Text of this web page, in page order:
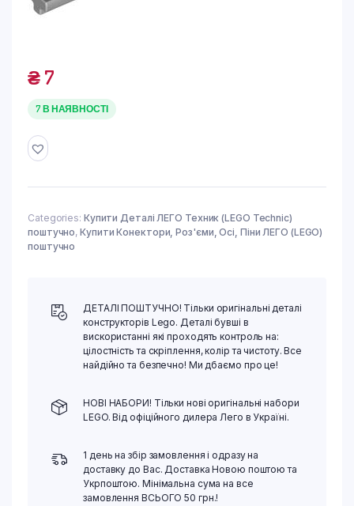
₴7
7 В НАЯВНОСТІ
Categories: Купити Деталі ЛЕГО Техник (LEGO Technic)
поштучно,Купити Конектори, Роз'єми, Осі, Піни ЛЕГО (LEGO)
поштучно
ДЕТАЛІ ПОШТУЧНО! Тільки оригінальні деталі
конструкторів Lego. Деталі бувші в
вискористанні які проходять контроль на:
цілостність та скріплення, колір та чистоту. Все
найдійно та безпечно! Ми дбаємо про це!
НОВІ НАБОРИ! Тільки нові оригінальні набори
LEGO. Від офіційного дилера Лего в Україні.
1 день на збір замовлення і одразу на
доставку до Вас. Доставка Новою поштою та
Укрпоштою. Мінімальна сума на все
замовлення ВСЬОГО 50 грн.!